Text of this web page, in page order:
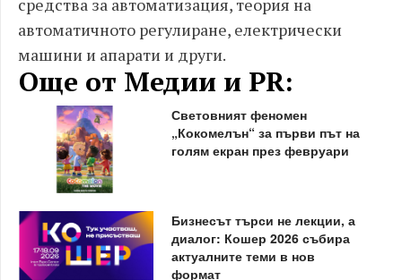
автоматичното регулиране, електрически
машини и апарати и други.
Още от Медии и PR:
Световният феномен
„Кокомелън“ за първи път на
голям екран през февруари
Бизнесът търси не лекции, а
диалог: Кошер 2026 събира
актуалните теми в нов
формат